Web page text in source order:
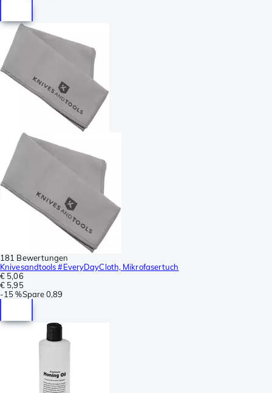
181 Bewertungen
Knivesandtools #EveryDayCloth, Mikrofasertuch
€ 5,06
€ 5,95
-15 %Spare0,89